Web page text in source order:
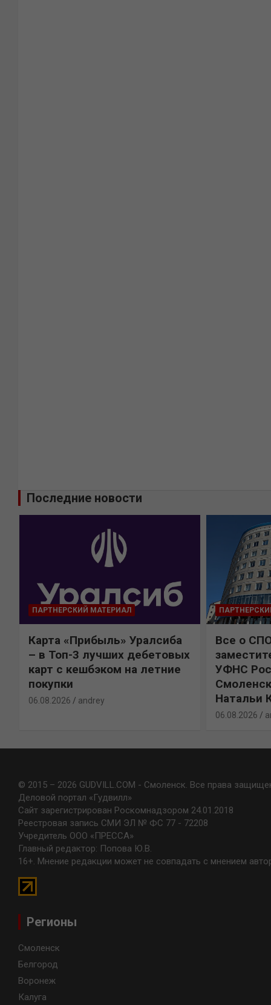
Последние новости
ПАРТНЕРСКИЙ МАТЕРИАЛ
Карта «Прибыль» Уралсиба
– в Топ-3 лучших дебетовых
карт с кешбэком на летние
покупки
06.08.2026 andrey
Все о
УФНС
Натальи
06.08.2026
© 2015 – 2026 GUDVILL.COM - Смоленск. Все права
Деловой портал «Гудвилл»
Сайт зарегистрирован Роскомнадзором 24.01.2018
Реестровая запись СМИ ЭЛ № ФС 77 - 72208
Учредитель ООО «ПРЕССА»
Главный редактор: Попова Ю.В.
16+. Мнение редакции может не совпадать с мнением
Регионы
Смоленск
Белгород
Воронеж
Калуга